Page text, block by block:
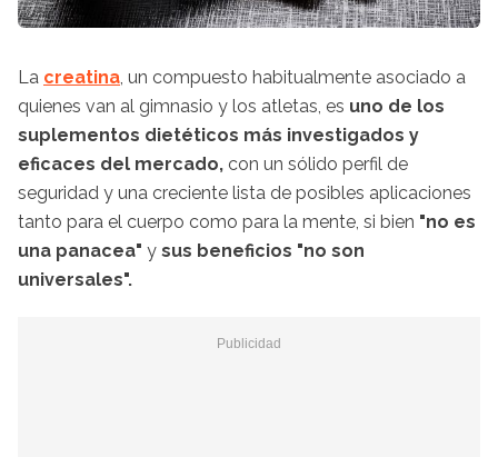
La creatina, un compuesto habitualmente asociado a
quienes van al gimnasio y los atletas, es uno de los
suplementos dietéticos más investigados y
eficaces del mercado, con un sólido perfil de
seguridad y una creciente lista de posibles aplicaciones
tanto para el cuerpo como para la mente, si bien "no es
una panacea" y sus beneficios "no son
universales".